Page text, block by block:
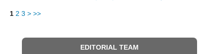
1 2 3 > >>
EDITORIAL TEAM